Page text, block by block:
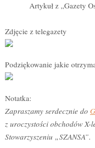
Artykuł z „Gazety
Zdjęcie z telegazety
Podziękowanie jakie
Notatka:
Zapraszamy serdecznie do
z uroczystości obchodów
Stowarzyszeniu „SZANSA”.